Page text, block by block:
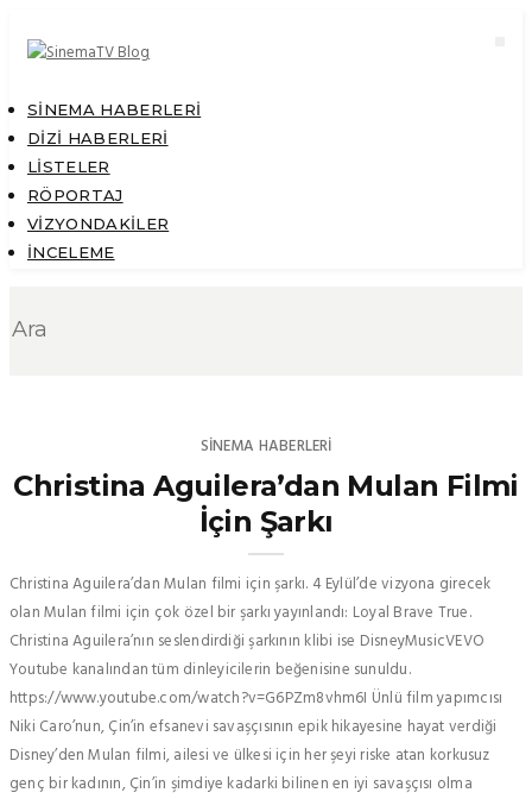
SINEMA HABERLERI
DIZI HABERLERI
LISTELER
RÖPORTAJ
VIZYONDAKILER
İNCELEME
SINEMA HABERLERI
Christina Aguilera’dan Mulan Filmi
İçin Şarkı
Christina Aguilera’dan Mulan filmi için şarkı. 4 Eylül’de vizyona girecek
olan Mulan filmi için çok özel bir şarkı yayınlandı: Loyal Brave True.
Christina Aguilera’nın seslendirdiği şarkının klibi ise DisneyMusicVEVO
Youtube kanalından tüm dinleyicilerin beğenisine sunuldu.
https://www.youtube.com/watch?v=G6PZm8vhm6I Ünlü film yapımcısı
Niki Caro’nun, Çin’in efsanevi savaşçısının epik hikayesine hayat verdiği
Disney’den Mulan filmi, ailesi ve ülkesi için her şeyi riske atan korkusuz
genç bir kadının, Çin’in şimdiye kadarki bilinen en iyi savaşçısı olma